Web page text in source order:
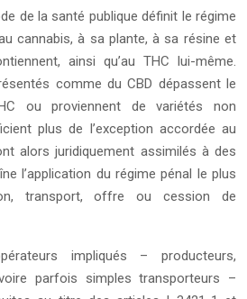
de la santé publique définit le régime
cannabis, à sa plante, à sa résine et
ainsi qu’au THC lui-même.
comme du CBD dépassent le
ou proviennent de variétés non
plus de l’exception accordée au
alors juridiquement assimilés à des
l’application du régime pénal le plus
transport, offre ou cession de
impliqués – producteurs,
parfois simples transporteurs –